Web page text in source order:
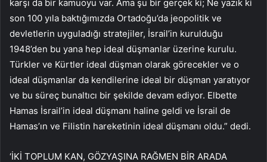
karşı da bir kamuoyu var. Ama şu bir gerçek ki; Ne yazık ki
son 100 yıla baktığımızda Ortadoğu’da jeopolitik ve
devletlerin uyguladığı stratejiler, İsrail’in kurulduğu
1948’den bu yana hep ideal düşmanlar üzerine kurulu.
Türkler ve Kürtler ideal düşman olarak görecekler ve o
ideal düşmanlar da kendilerine ideal bir düşman yaratıyor
ve bu süreç bunaltıcı bir şekilde devam ediyor. Elbette
Hamas İsrail’in ideal düşmanı haline geldi ve İsrail de
Hamas’ın ve Filistin hareketinin ideal düşmanı oldu.” dedi.
‘İKİ TOPLUM KAN, GÖZYAŞINA RAĞMEN BİR ARADA